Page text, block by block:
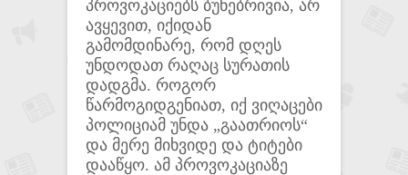
პროვოკაციებს ბუნებრივია, არ
ავყევით, იქიდან
გამომდინარე, რომ დღეს
უნდოდათ რაღაც სურათის
დადგმა. როგორ
წარმოგიდგენიათ, იქ ვიღაცები
პოლიციამ უნდა „გაათრიოს“
და მერე მიხვიდე და ტიტები
დააწყო. ამ პროვოკაციაზე